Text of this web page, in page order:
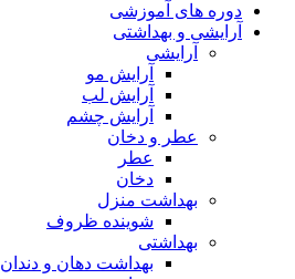
دوره های آموزشی
آرایشی و بهداشتی
آرایشی
آرایش مو
آرایش لب
آرایش چشم
عطر و دخان
عطر
دخان
بهداشت منزل
شوینده ظروف
بهداشتی
بهداشت دهان و دندان